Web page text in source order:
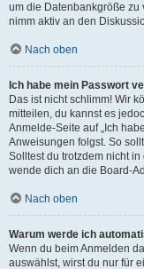
um die Datenbankgröße zu
nimm aktiv an den
Nach oben
Ich habe mein Passwort
Das ist nicht schlimm! Wir
mitteilen, du kannst es
Anmelde-Seite auf „Ich
Anweisungen folgst. So
Solltest du trotzdem nicht
wende dich an die Board-
Nach oben
Warum werde ich
Wenn du beim Anmelden
auswählst, wirst du nur für